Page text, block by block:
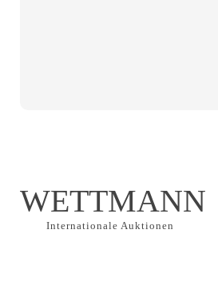
WETTMANN
Internationale Auktionen